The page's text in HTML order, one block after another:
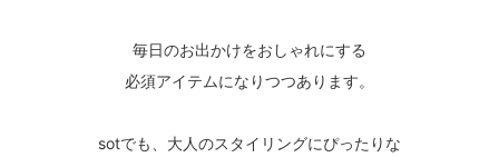
毎日のお出かけをおしゃれにする
必須アイテムになりつつあります。
sotでも、大人のスタイリングにぴったりな